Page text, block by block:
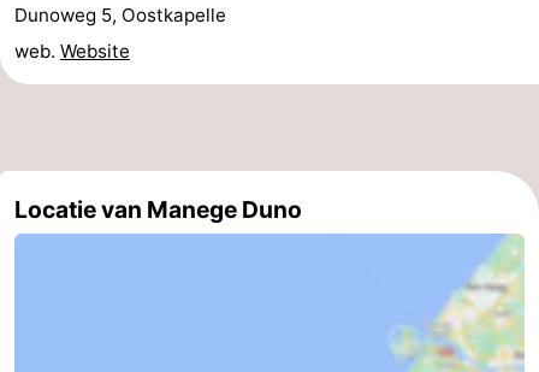
Zwembaden
-
Wandelen
-
Dunoweg 5, Oostkapelle
web. Website
Locatie van Manege Duno